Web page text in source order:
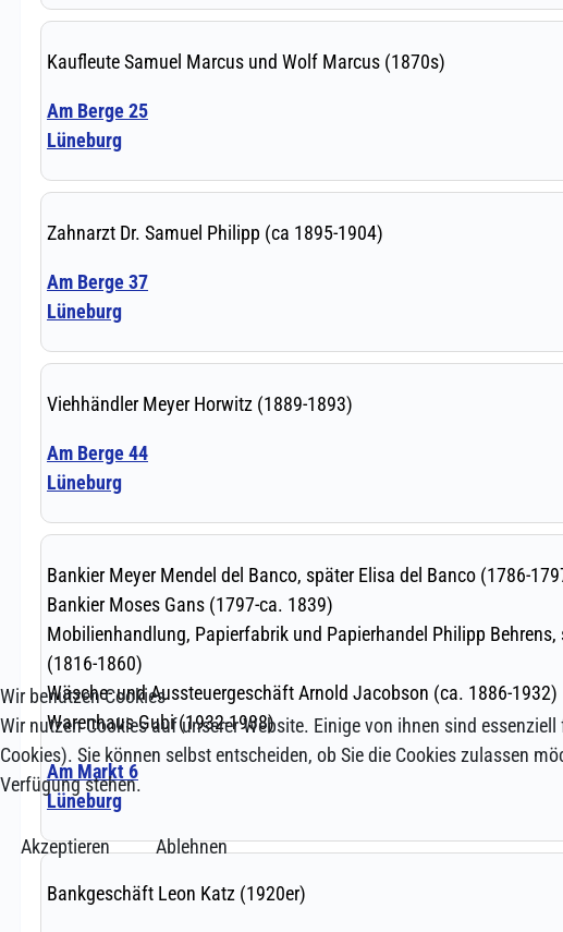
Wir benutzen Cookies
Wir nutzen Cookies auf unserer Website. Einige von ihnen sind
Cookies). Sie können selbst entscheiden, ob Sie die Cookies zulassen
Verfügung stehen.
Akzeptieren
Ablehnen